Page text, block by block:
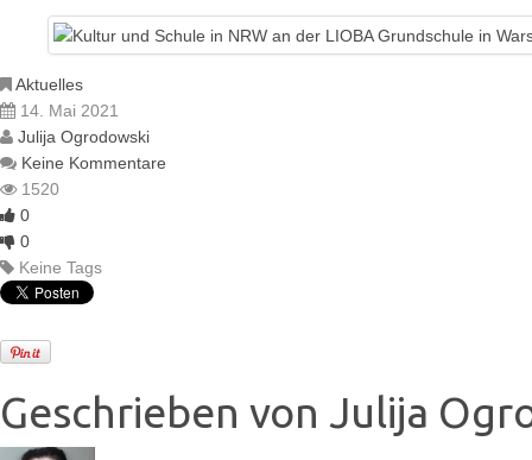
Aktuelles
14. Mai 2021
Julija Ogrodowski
Keine Kommentare
1520
0
0
Keine Tags
Geschrieben von Julija